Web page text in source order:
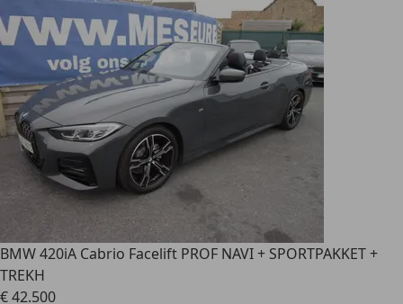
BMW 420iA Cabrio Facelift PROF NAVI + SPORTPAKKET +
TREKH
€ 42.500